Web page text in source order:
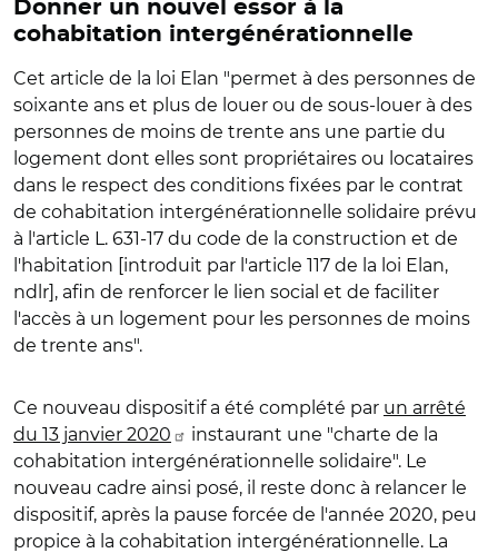
Donner un nouvel essor à la
cohabitation intergénérationnelle
Cet article de la loi Elan "permet à des personnes de
soixante ans et plus de louer ou de sous-louer à des
personnes de moins de trente ans une partie du
logement dont elles sont propriétaires ou locataires
dans le respect des conditions fixées par le contrat
de cohabitation intergénérationnelle solidaire prévu
à l'article L. 631-17 du code de la construction et de
l'habitation [introduit par l'article 117 de la loi Elan,
ndlr], afin de renforcer le lien social et de faciliter
l'accès à un logement pour les personnes de moins
de trente ans".
Ce nouveau dispositif a été complété par un arrêté
du 13 janvier 2020
instaurant une "charte de la
cohabitation intergénérationnelle solidaire". Le
nouveau cadre ainsi posé, il reste donc à relancer le
dispositif, après la pause forcée de l'année 2020, peu
propice à la cohabitation intergénérationnelle. La